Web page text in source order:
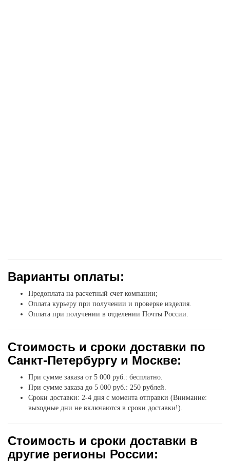
Варианты оплаты:
Предоплата на расчетный счет компании;
Оплата курьеру при получении и проверке изделия.
Оплата при получении в отделении Почты России.
Стоимость и сроки доставки по
Санкт-Петербургу и Москве:
При сумме заказа от 5 000 руб.: бесплатно.
При сумме заказа до 5 000 руб.: 250 рублей.
Сроки доставки: 2-4 дня с момента отправки (Внимание:
выходные дни не включаются в сроки доставки!).
Стоимость и сроки доставки в
другие регионы России: